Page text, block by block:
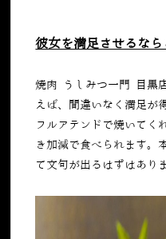
彼女を満足させるなら
焼肉 うしみつ一門 目黒
えば、間違いなく満足が
フルアテンドで焼いてく
き加減で食べられます。
て文句が出るはずはあり